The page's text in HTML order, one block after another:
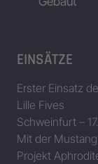
EINSÄTZE
Erster Einsatz
Lille Fives
Schweinfurt –
Mit der
Projekt